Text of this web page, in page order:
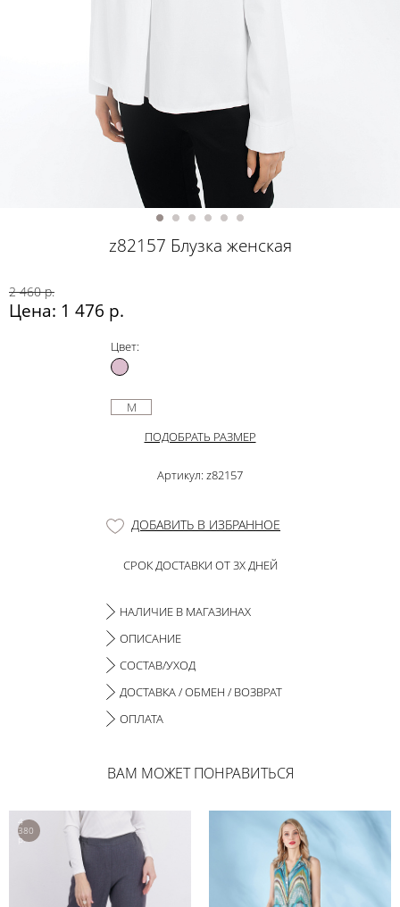
z82157 Блузка женская
2 460 р.
Цена: 1 476 р.
Цвет:
M
ПОДОБРАТЬ РАЗМЕР
Артикул: z82157
ДОБАВИТЬ В ИЗБРАННОЕ
СРОК ДОСТАВКИ ОТ 3Х ДНЕЙ
НАЛИЧИЕ В МАГАЗИНАХ
ОПИСАНИЕ
СОСТАВ/УХОД
ДОСТАВКА / ОБМЕН / ВОЗВРАТ
ОПЛАТА
ВАМ МОЖЕТ ПОНРАВИТЬСЯ
4
380
р.